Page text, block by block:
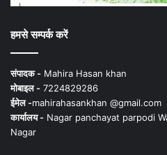
हमसे सम्पर्क करें
संपादक - Mahira Hasan khan
मोबाइल - 7224829286
ईमेल -mahirahasankhan @gmail.com
कार्यालय - Nagar panchayat parpodi
Nagar